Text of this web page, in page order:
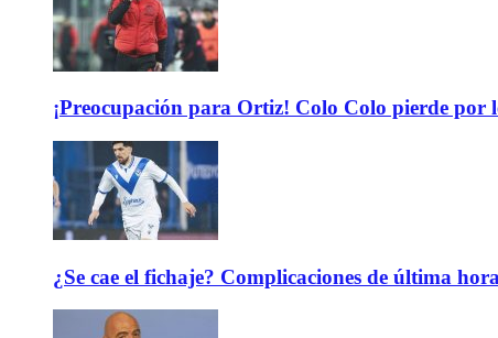
¡Preocupación para Ortiz! Colo Colo pierde por
¿Se cae el fichaje? Complicaciones de última